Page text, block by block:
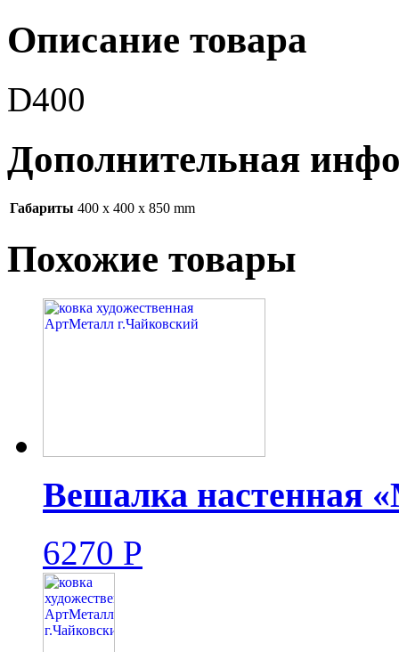
Описание товара
D400
Дополнительная
Габариты 400 x 400 x 850 mm
Похожие товары
Вешалка настенная
6270 Р